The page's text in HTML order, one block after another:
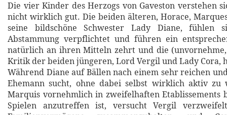
Die vier Kinder des Herzogs von Gaveston verstehen
nicht wirklich gut. Die beiden älteren, Horace,
seine bildschöne Schwester Lady Diane, fühlen
Abstammung verpflichtet und führen ein
natürlich an ihren Mitteln zehrt und die
Kritik der beiden jüngeren, Lord Vergil und Lady Cora,
Während Diane auf Bällen nach einem sehr reichen
Ehemann sucht, ohne dabei selbst wirklich aktiv zu
Marquis vornehmlich in zweifelhaften Etablissements
Spielen anzutreffen ist, versucht Vergil